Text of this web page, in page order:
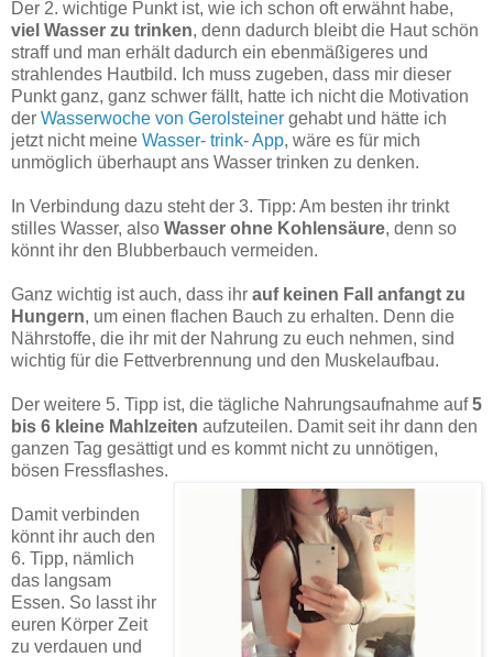
Der 2. wichtige Punkt ist, wie ich schon oft erwähnt habe,
viel Wasser zu trinken, denn dadurch bleibt die Haut schön
straff und man erhält dadurch ein ebenmäßigeres und
strahlendes Hautbild. Ich muss zugeben, dass mir dieser
Punkt ganz, ganz schwer fällt, hatte ich nicht die Motivation
der Wasserwoche von Gerolsteiner gehabt und hätte ich
jetzt nicht meine Wasser- trink- App, wäre es für mich
unmöglich überhaupt ans Wasser trinken zu denken.
In Verbindung dazu steht der 3. Tipp: Am besten ihr trinkt
stilles Wasser, also Wasser ohne Kohlensäure, denn so
könnt ihr den Blubberbauch vermeiden.
Ganz wichtig ist auch, dass ihr auf keinen Fall anfangt zu
Hungern, um einen flachen Bauch zu erhalten. Denn die
Nährstoffe, die ihr mit der Nahrung zu euch nehmen, sind
wichtig für die Fettverbrennung und den Muskelaufbau.
Der weitere 5. Tipp ist, die tägliche Nahrungsaufnahme auf5
bis 6 kleine Mahlzeiten aufzuteilen. Damit seit ihr dann den
ganzen Tag gesättigt und es kommt nicht zu unnötigen,
bösen Fressflashes.
Damit verbinden
könnt ihr auch den
6. Tipp, nämlich
das langsam
Essen. So lasst ihr
euren Körper Zeit
zu verdauen und